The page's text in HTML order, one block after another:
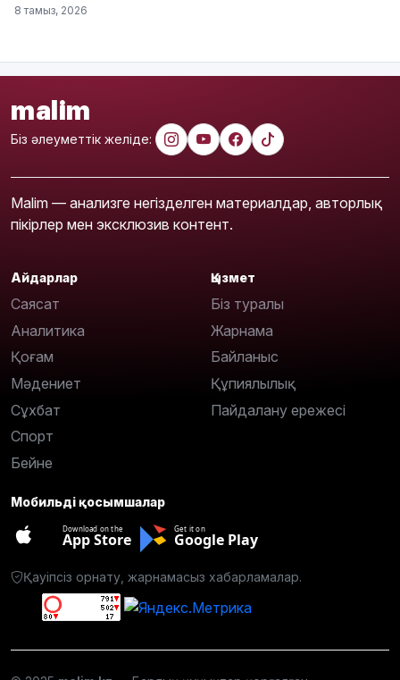
8 тамыз, 2026
malim
Біз әлеуметтік желіде:
Malim — анализге негізделген материалдар, авторлық
пікірлер мен эксклюзив контент.
Айдарлар
Саясат
Аналитика
Қоғам
Мәдениет
Сұхбат
Спорт
Бейне
Қызмет
Біз туралы
Жарнама
Байланыс
Құпиялылық
Пайдалану ережесі
Мобильді қосымшалар
Download on the
App Store
Get it on
Google Play
Қауіпсіз орнату, жарнамасыз хабарламалар.